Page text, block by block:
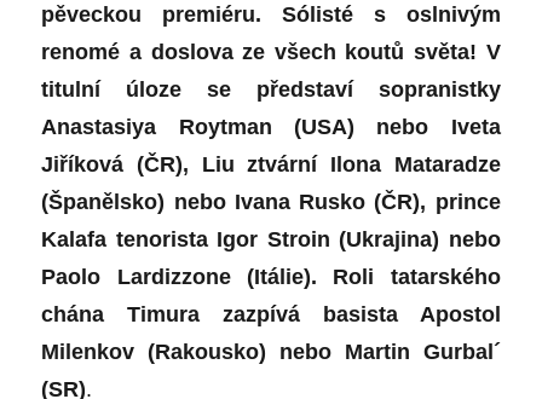
pěveckou premiéru. Sólisté s oslnivým
renomé a doslova ze všech koutů světa! V
titulní úloze se představí sopranistky
Anastasiya Roytman (USA) nebo Iveta
Jiříková (ČR), Liu ztvární Ilona Mataradze
(Španělsko) nebo Ivana Rusko (ČR), prince
Kalafa tenorista Igor Stroin (Ukrajina) nebo
Paolo Lardizzone (Itálie). Roli tatarského
chána Timura zazpívá basista Apostol
Milenkov (Rakousko) nebo Martin Gurbal´
(SR).